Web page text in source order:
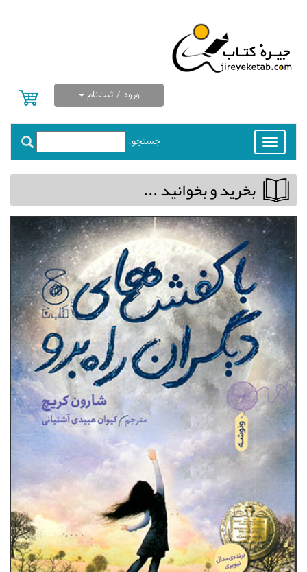
ورود / ثبت‌نام
جستجو:
Toggle
navigation
بخريد و بخوانيد ...